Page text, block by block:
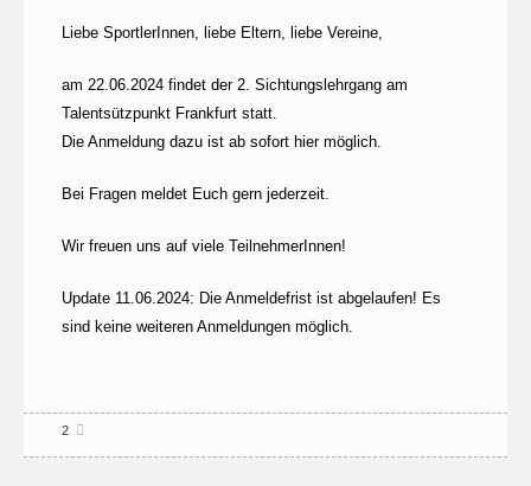
Liebe SportlerInnen, liebe Eltern, liebe Vereine,
am 22.06.2024 findet der 2. Sichtungslehrgang am
Talentsützpunkt Frankfurt statt.
Die Anmeldung dazu ist ab sofort hier möglich.
Bei Fragen meldet Euch gern jederzeit.
Wir freuen uns auf viele TeilnehmerInnen!
Update 11.06.2024: Die Anmeldefrist ist abgelaufen! Es
sind keine weiteren Anmeldungen möglich.
2